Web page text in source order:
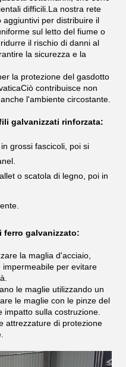
difficili.La nostra rete
per distribuire il
sul letto del fiume o
il rischio di danni al
la sicurezza e la
la protezione del gasdotto
contribuisce non
l'ambiente circostante.
galvanizzati rinforzata:
grossi fascicoli, poi si
o scatola di legno, poi in
ferro galvanizzato:
la maglia d'acciaio,
per evitare
le maglie utilizzando un
le maglie con le pinze del
sulla costruzione.
attrezzature di protezione